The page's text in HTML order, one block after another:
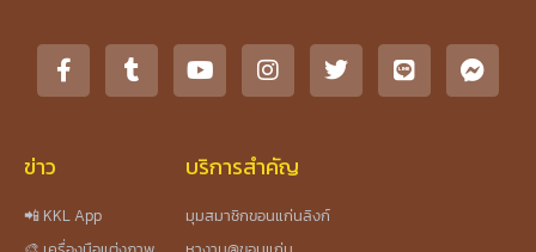
ข่าว
📲 KKL App
บริการสำคัญ
มุมสมาชิกขอนแก่นลิงก์